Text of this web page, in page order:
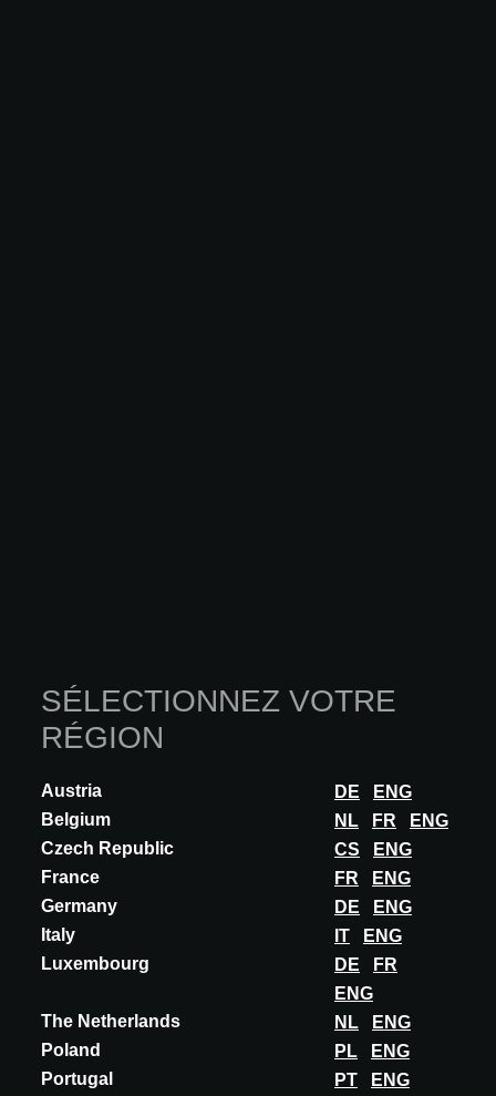
SÉLECTIONNEZ VOTRE
RÉGION
Austria DE
ENG
Belgium
NL FR
ENG
Czech Republic
CS
ENG
France
FR
ENG
Germany
DE
ENG
Italy
IT
ENG
Luxembourg
DE
FR
ENG
The Netherlands
NL
ENG
Poland
PL
ENG
Portugal
PT
ENG
DE
Architekturbüro: KINZO
Fotograf: Schnepp Renou
Projektname / Ort: Quartier Säge / Hohenems,
Österreich
Architekturbüro: Ludescher + Lutz Architekten
Fotograf: Gustav Willeit